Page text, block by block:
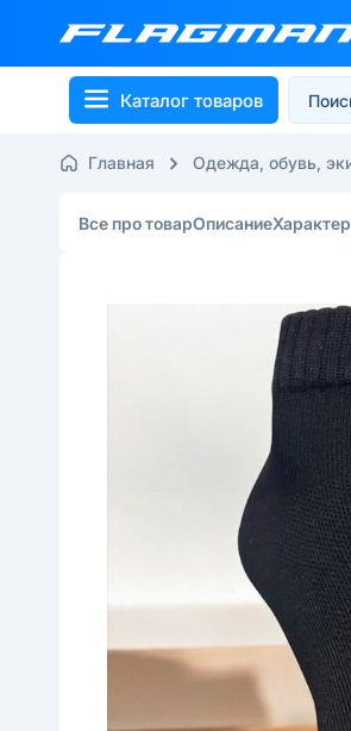
Каталог товаров
Главная Одежда, обувь,
Все про товарОписание